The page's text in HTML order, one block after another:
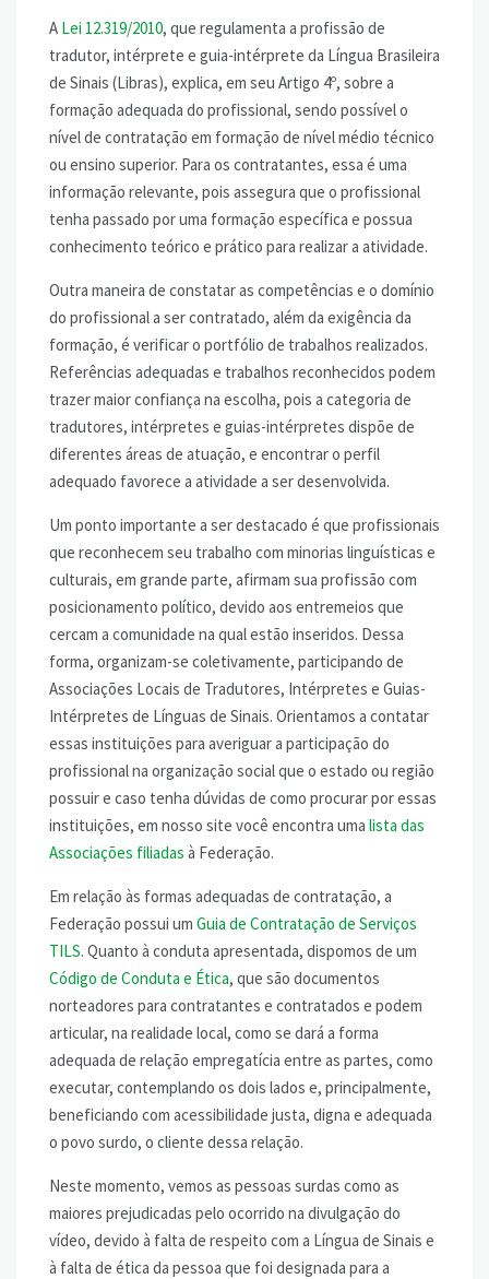
A Lei 12.319/2010, que regulamenta a profissão de
tradutor, intérprete e guia-intérprete da Língua Brasileira
de Sinais (Libras), explica, em seu Artigo 4º, sobre a
formação adequada do profissional, sendo possível o
nível de contratação em formação de nível médio técnico
ou ensino superior. Para os contratantes, essa é uma
informação relevante, pois assegura que o profissional
tenha passado por uma formação específica e possua
conhecimento teórico e prático para realizar a atividade.
Outra maneira de constatar as competências e o domínio
do profissional a ser contratado, além da exigência da
formação, é verificar o portfólio de trabalhos realizados.
Referências adequadas e trabalhos reconhecidos podem
trazer maior confiança na escolha, pois a categoria de
tradutores, intérpretes e guias-intérpretes dispõe de
diferentes áreas de atuação, e encontrar o perfil
adequado favorece a atividade a ser desenvolvida.
Um ponto importante a ser destacado é que profissionais
que reconhecem seu trabalho com minorias linguísticas e
culturais, em grande parte, afirmam sua profissão com
posicionamento político, devido aos entremeios que
cercam a comunidade na qual estão inseridos. Dessa
forma, organizam-se coletivamente, participando de
Associações Locais de Tradutores, Intérpretes e Guias-
Intérpretes de Línguas de Sinais. Orientamos a contatar
essas instituições para averiguar a participação do
profissional na organização social que o estado ou região
possuir e caso tenha dúvidas de como procurar por essas
instituições, em nosso site você encontra uma lista das
Associações filiadas à Federação.
Em relação às formas adequadas de contratação, a
Federação possui um Guia de Contratação de Serviços
TILS. Quanto à conduta apresentada, dispomos de um
Código de Conduta e Ética, que são documentos
norteadores para contratantes e contratados e podem
articular, na realidade local, como se dará a forma
adequada de relação empregatícia entre as partes, como
executar, contemplando os dois lados e, principalmente,
beneficiando com acessibilidade justa, digna e adequada
o povo surdo, o cliente dessa relação.
Neste momento, vemos as pessoas surdas como as
maiores prejudicadas pelo ocorrido na divulgação do
vídeo, devido à falta de respeito com a Língua de Sinais e
à falta de ética da pessoa que foi designada para a